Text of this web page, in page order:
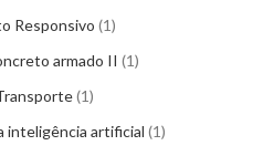
Responsivo 1
armado II 1
1
inteligência artificial 1